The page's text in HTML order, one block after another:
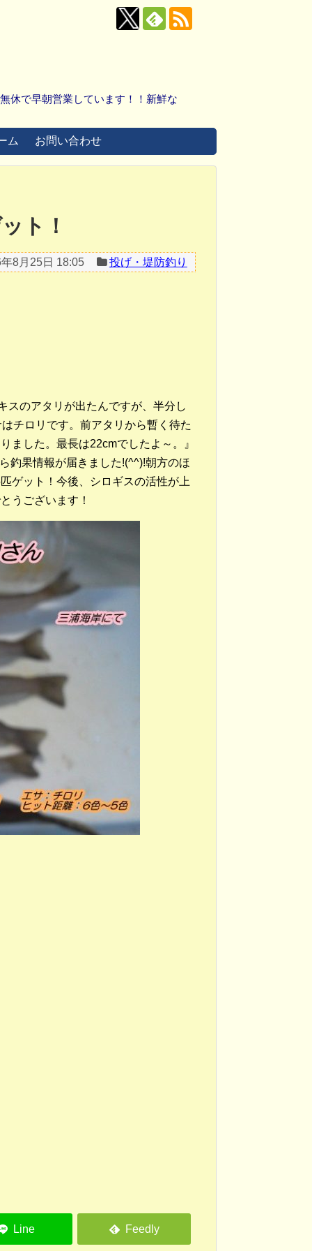
休で早朝営業しています！！新鮮な
ム お問い合わせ
ト！
8月25日 18:05 投げ・堤防釣り
スのアタリが出たんですが、半分し
チロリです。前アタリから暫く待た
ました。最長は22cmでしたよ～。』
釣果情報が届きました!(^^)!朝方のほ
ゲット！今後、シロギスの活性が上
うございます！